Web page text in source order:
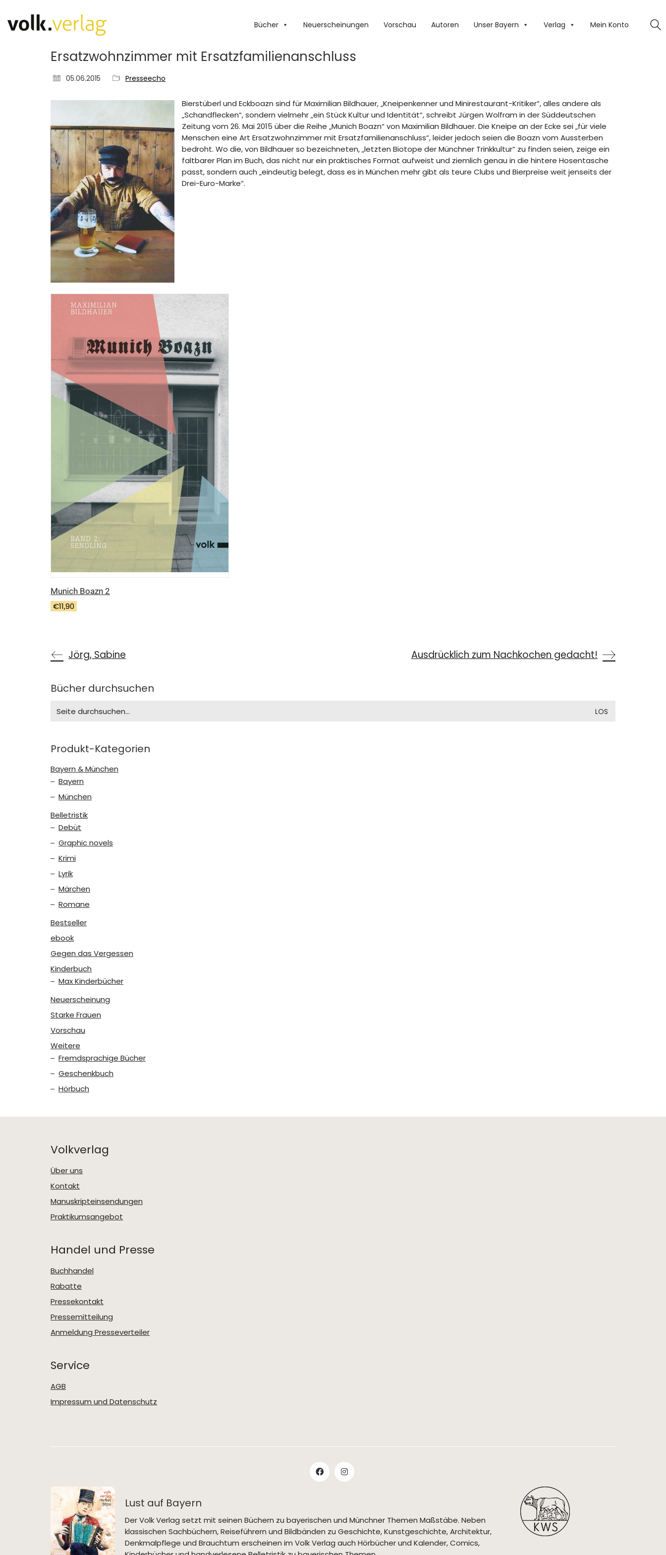
Bücher Neuerscheinungen Vorschau Autoren Unser Bayern Verlag Mein Konto
Ersatzwohnzimmer mit Ersatzfamilienanschluss
05.06.2015 Presseecho
Bierstüberl und Eckboazn sind für Maximilian Bildhauer, „Kneipenkenner und Minirestaurant-Kritiker“, alles andere als
„Schandflecken“, sondern vielmehr „ein Stück Kultur und Identität“, schreibt Jürgen Wolfram in der Süddeutschen
Zeitung vom 26. Mai 2015 über die Reihe „Munich Boazn“ von Maximilian Bildhauer. Die Kneipe an der Ecke sei „für viele
Menschen eine Art Ersatzwohnzimmer mit Ersatzfamilienanschluss“, leider jedoch seien die Boazn vom Aussterben
bedroht. Wo die, von Bildhauer so bezeichneten, „letzten Biotope der Münchner Trinkkultur“ zu finden seien, zeige ein
faltbarer Plan im Buch, das nicht nur ein praktisches Format aufweist und ziemlich genau in die hintere Hosentasche
passt, sondern auch „eindeutig belegt, dass es in München mehr gibt als teure Clubs und Bierpreise weit jenseits der
Drei-Euro-Marke“.
Munich Boazn 2
€11,90
Jörg, Sabine Ausdrücklich zum Nachkochen gedacht!
Bücher durchsuchen
for:
Produkt-Kategorien
Bayern & München
Bayern
München
Belletristik
Debüt
Graphic novels
Krimi
Lyrik
Märchen
Romane
Bestseller
ebook
Gegen das Vergessen
Kinderbuch
Max Kinderbücher
Neuerscheinung
Starke Frauen
Vorschau
Weitere
Fremdsprachige Bücher
Geschenkbuch
Hörbuch
Volkverlag
Über uns
Kontakt
Manuskripteinsendungen
Praktikumsangebot
Handel und Presse
Buchhandel
Rabatte
Pressekontakt
Pressemitteilung
Anmeldung Presseverteiler
Service
AGB
Impressum und Datenschutz
Lust auf Bayern
Der Volk Verlag setzt mit seinen Büchern zu bayerischen und Münchner Themen Maßstäbe. Neben
klassischen Sachbüchern, Reiseführern und Bildbänden zu Geschichte, Kunstgeschichte, Architektur,
Denkmalpflege und Brauchtum erscheinen im Volk Verlag auch Hörbücher und Kalender, Comics,